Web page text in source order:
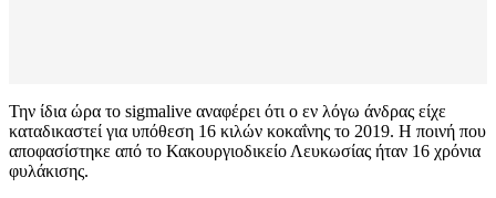
Την ίδια ώρα το sigmalive αναφέρει ότι ο εν λόγω άνδρας είχε
καταδικαστεί για υπόθεση 16 κιλών κοκαΐνης το 2019. Η ποινή που
αποφασίστηκε από το Κακουργιοδικείο Λευκωσίας ήταν 16 χρόνια
φυλάκισης.